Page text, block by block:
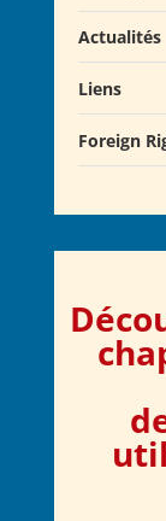
Actualités
Salons
Liens
Foreign